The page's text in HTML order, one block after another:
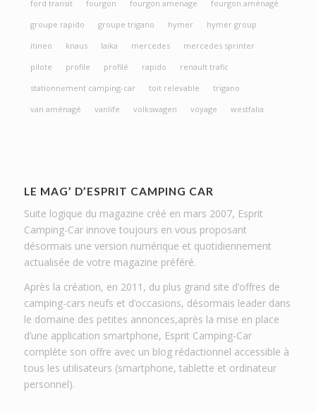
ford transit
fourgon fourgon amenage
fourgon aménagé
groupe rapido
groupe trigano hymer
hymer group
itineo
knaus laika mercedes
mercedes sprinter
pilote
profile profilé rapido
renault trafic
stationnement camping-car
toit relevable
trigano
van aménagé
vanlife volkswagen voyage westfalia
LE MAG’ D’ESPRIT CAMPING CAR
Suite logique du magazine créé en mars 2007, Esprit
Camping-Car innove toujours en vous proposant
désormais une version numérique et quotidiennement
actualisée de votre magazine préféré.
Après la création, en 2011, du plus grand site d’offres de
camping-cars neufs et d’occasions, désormais leader dans
le domaine des petites annonces,après la mise en place
d’une application smartphone, Esprit Camping-Car
complète son offre avec un blog rédactionnel accessible à
tous les utilisateurs (smartphone, tablette et ordinateur
personnel).